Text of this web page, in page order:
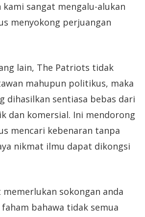
sangat mengalu-alukan
menyokong perjuangan
lain, The Patriots tidak
mahupun politikus, maka
dihasilkan sentiasa bebas dari
dan komersial. Ini mendorong
mencari kebenaran tanpa
nikmat ilmu dapat dikongsi
memerlukan sokongan anda
bahawa tidak semua